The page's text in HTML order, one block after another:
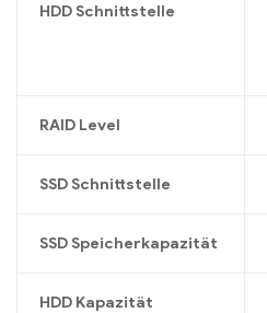
HDD Schnittstelle
RAID Level
SSD Schnittstelle
SSD Speicherkapazität
HDD Kapazität